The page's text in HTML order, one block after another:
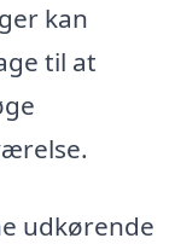
kan
til at
udkørende